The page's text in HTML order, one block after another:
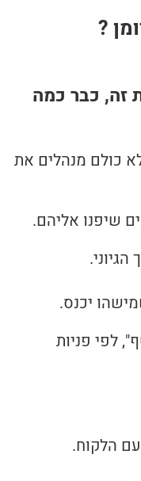
?
זה, כבר כמה
כולם מנהלים את
שיפנו אליהם.
יכנס.
לפי פניות
הלקוח.